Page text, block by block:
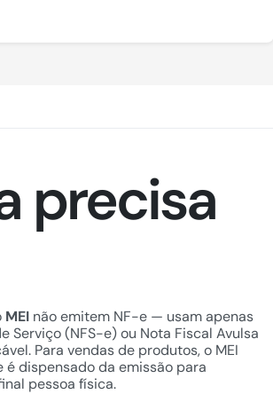
precisa
MEI não emitem NF-e — usam apenas
Serviço (NFS-e) ou Nota Fiscal Avulsa
Para vendas de produtos, o MEI
é dispensado da emissão para
pessoa física.